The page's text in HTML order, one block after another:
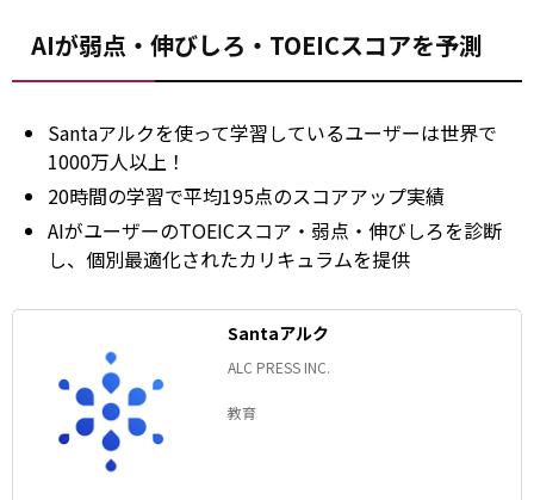
AIが弱点・伸びしろ・TOEICスコアを予測
Santaアルクを使って学習しているユーザーは世界で
1000万人以上！
20時間の学習で平均195点のスコアアップ実績
AIがユーザーのTOEICスコア・弱点・伸びしろを診断
し、個別最適化されたカリキュラムを提供
Santaアルク
ALC PRESS INC.
教育